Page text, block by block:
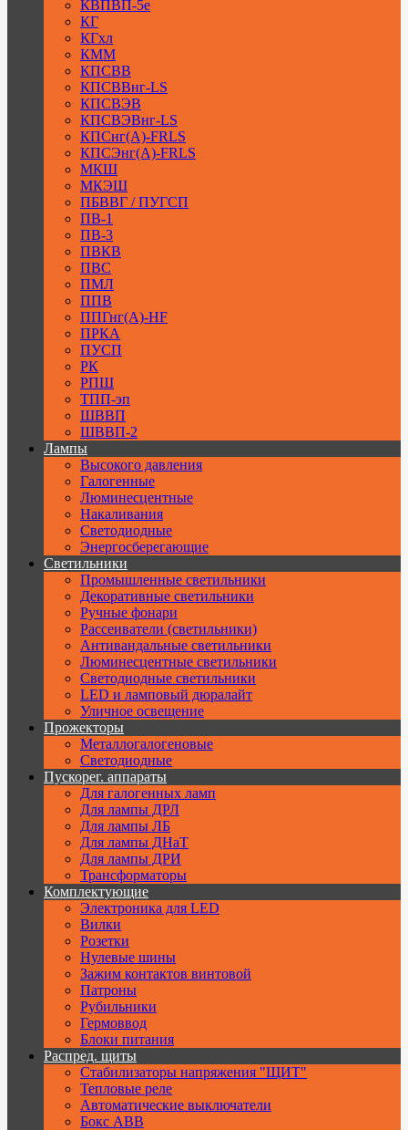
КВПВП-5е
КГ
КГхл
КММ
КПСВВ
КПСВВнг-LS
КПСВЭВ
КПСВЭВнг-LS
КПСнг(А)-FRLS
КПСЭнг(А)-FRLS
МКШ
МКЭШ
ПБВВГ / ПУГСП
ПВ-1
ПВ-3
ПВКВ
ПВС
ПМЛ
ППВ
ППГнг(А)-HF
ПРКА
ПУСП
РК
РПШ
ТПП-эп
ШВВП
ШВВП-2
Лампы
Высокого давления
Галогенные
Люминесцентные
Накаливания
Светодиодные
Энергосберегающие
Светильники
Промышленные светильники
Декоративные светильники
Ручные фонари
Рассеиватели (светильники)
Антивандальные светильники
Люминесцентные светильники
Cветодиодные светильники
LED и ламповый дюралайт
Уличное освещение
Прожекторы
Металлогалогеновые
Светодиодные
Пускорег. аппараты
Для галогенных ламп
Для лампы ДРЛ
Для лампы ЛБ
Для лампы ДНаТ
Для лампы ДРИ
Трансформаторы
Комплектующие
Электроника для LED
Вилки
Розетки
Нулевые шины
Зажим контактов винтовой
Патроны
Рубильники
Гермоввод
Блоки питания
Распред. щиты
Стабилизаторы напряжения "ЩИТ"
Тепловые реле
Автоматические выключатели
Бокс ABB